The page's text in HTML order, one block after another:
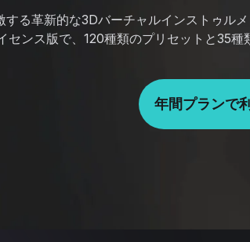
する革新的な3Dバーチャルインストゥル
センス版で、120種類のプリセットと35種
年間プランで